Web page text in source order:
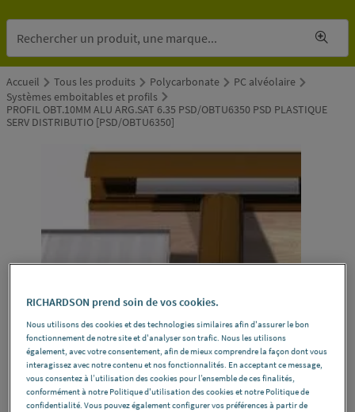
Accueil Tous les produits Polycarbonate
PC alvéolaire
Systèmes emboitables et profils
PROFIL OBT.10MM ALU ARG.SAT 6.35 PSD/OBTU6350 PSD PLASTIQUE
SERV DISTRIBUTIO [PSD/OBTU6350]
RICHARDSON prend soin de vos cookies.
Nous utilisons des cookies et des technologies similaires afin d'assurer le bon
fonctionnement de notre site et d'analyser son trafic. Nous les utilisons
également, avec votre consentement, afin de mieux comprendre la façon dont vous
interagissez avec notre contenu et nos fonctionnalités. En acceptant ce message,
vous consentez à l’utilisation des cookies pour l’ensemble de ces finalités,
conformément à notre Politique d'utilisation des cookies et notre Politique de
confidentialité. Vous pouvez également configurer vos préférences à partir de